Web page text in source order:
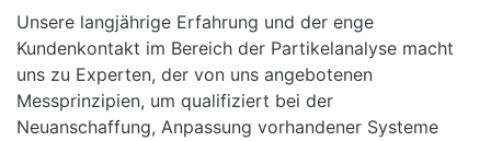
Unsere langjährige Erfahrung und der enge
Kundenkontakt im Bereich der Partikelanalyse macht
uns zu Experten, der von uns angebotenen
Messprinzipien, um qualifiziert bei der
Neuanschaffung, Anpassung vorhandener Systeme